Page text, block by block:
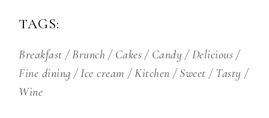
TAGS:
Breakfast Brunch Cakes Candy
Delicious
Fine dining
Ice cream Kitchen Sweet
Tasty
Wine